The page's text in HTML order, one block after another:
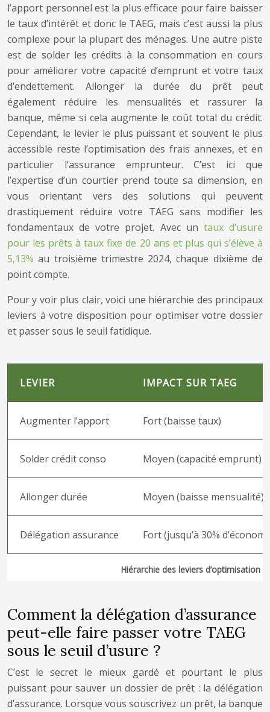
l’apport personnel est la plus efficace pour faire baisser
le taux d’intérêt et donc le TAEG, mais c’est aussi la plus
complexe pour la plupart des ménages. Une autre piste
est de solder les crédits à la consommation en cours
pour améliorer votre capacité d’emprunt et votre taux
d’endettement. Allonger la durée du prêt peut
également réduire les mensualités et rassurer la
banque, même si cela augmente le coût total du crédit.
Cependant, le levier le plus puissant et souvent le plus
accessible reste l’optimisation des frais annexes, et en
particulier l’assurance emprunteur. C’est ici que
l’expertise d’un courtier prend toute sa dimension, en
vous orientant vers des solutions qui peuvent
drastiquement réduire votre TAEG sans modifier les
fondamentaux de votre projet. Avec un taux d’usure
pour les prêts à taux fixe de 20 ans et plus qui s’élève à
5,13% au troisième trimestre 2024, chaque dixième de
point compte.
Pour y voir plus clair, voici une hiérarchie des principaux
leviers à votre disposition pour optimiser votre dossier
et passer sous le seuil fatidique.
Hiérarchie des leviers d’optimisation
LEVIER IMPACT SUR TAEG
Augmenter l’apport Fort (baisse taux)
Solder crédit conso Moyen (capacité emprunt)
Allonger durée Moyen (baisse mensualité)
Délégation assurance Fort (jusqu’à 30%
Comment la délégation d’assurance
peut-elle faire passer votre TAEG
sous le seuil d’usure ?
C’est le secret le mieux gardé et pourtant le plus
puissant pour sauver un dossier de prêt : la délégation
d’assurance. Lorsque vous souscrivez un prêt, la banque